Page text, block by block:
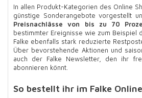
In allen Produkt-Kategorien des Online
günstige Sonderangebote vorgestellt
Preisnachlässe von bis zu 70
bestimmter Ereignisse wie zum Beispiel
Falke ebenfalls stark reduzierte
Über bevorstehende Aktionen und
auch der Falke Newsletter, den ihr
abonnieren könnt.
So bestellt ihr im Falke